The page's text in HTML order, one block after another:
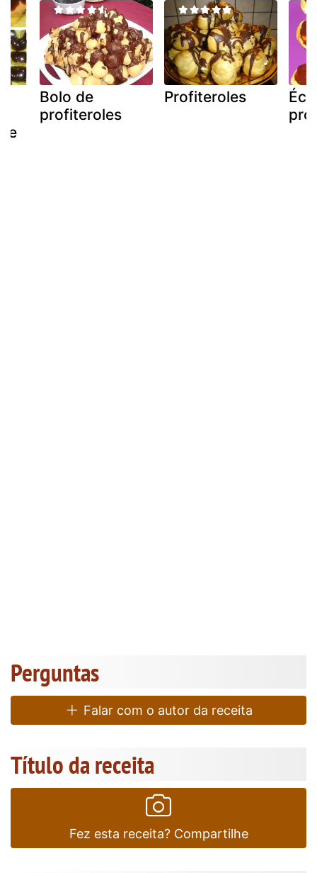
Bolo de
profiteroles
Profiteroles
Perguntas
Falar com o autor da receita
Título da receita
Fez esta receita? Compartilhe